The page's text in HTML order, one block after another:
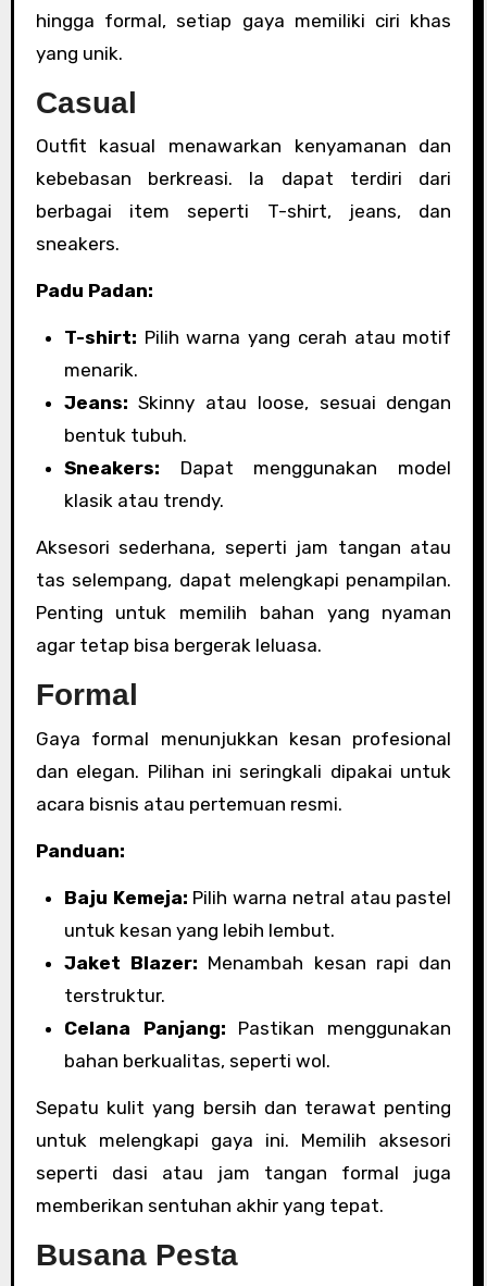
hingga formal, setiap gaya memiliki ciri khas
yang unik.
Casual
Outfit kasual menawarkan kenyamanan dan
kebebasan berkreasi. Ia dapat terdiri dari
berbagai item seperti T-shirt, jeans, dan
sneakers.
Padu Padan:
T-shirt: Pilih warna yang cerah atau motif
menarik.
Jeans: Skinny atau loose, sesuai dengan
bentuk tubuh.
Sneakers: Dapat menggunakan model
klasik atau trendy.
Aksesori sederhana, seperti jam tangan atau
tas selempang, dapat melengkapi penampilan.
Penting untuk memilih bahan yang nyaman
agar tetap bisa bergerak leluasa.
Formal
Gaya formal menunjukkan kesan profesional
dan elegan. Pilihan ini seringkali dipakai untuk
acara bisnis atau pertemuan resmi.
Panduan:
Baju Kemeja: Pilih warna netral atau pastel
untuk kesan yang lebih lembut.
Jaket Blazer: Menambah kesan rapi dan
terstruktur.
Celana Panjang: Pastikan menggunakan
bahan berkualitas, seperti wol.
Sepatu kulit yang bersih dan terawat penting
untuk melengkapi gaya ini. Memilih aksesori
seperti dasi atau jam tangan formal juga
memberikan sentuhan akhir yang tepat.
Busana Pesta